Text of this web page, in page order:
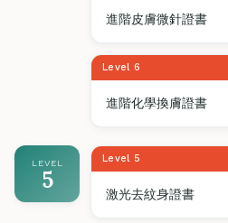
進階皮膚微針證書
Level 6
進階化學換膚證書
LEVEL
5
Level 5
激光去紋身證書